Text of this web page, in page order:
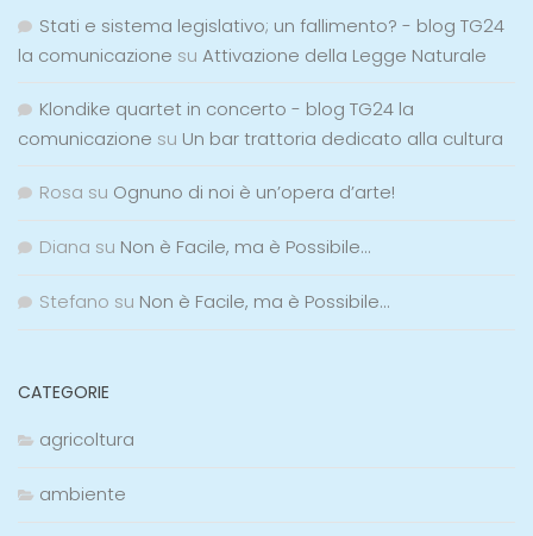
Stati e sistema legislativo; un fallimento? - blog TG24
la comunicazione su Attivazione della Legge Naturale
Klondike quartet in concerto - blog TG24 la
comunicazione su Un bar trattoria dedicato alla cultura
Rosa su Ognuno di noi è un’opera d’arte!
Diana su Non è Facile, ma è Possibile…
Stefano su Non è Facile, ma è Possibile…
CATEGORIE
agricoltura
ambiente